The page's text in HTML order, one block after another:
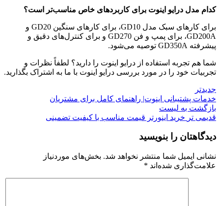
کدام مدل درایو اینوت برای کاربردهای خاص مناسب‌تر است؟
برای کارهای سبک مدل GD10، برای کارهای سنگین GD20 و
GD200A، برای پمپ و فن GD270 و برای کنترل‌های دقیق و
پیشرفته GD350A توصیه می‌شود.
شما هم تجربه استفاده از درایو اینوت را دارید؟ لطفاً نظرات و
تجربیات خود را در مورد بررسی درایو اینوت با ما به اشتراک بگذارید.
جدیدتر
خدمات پشتیبانی اینوت| راهنمای کامل برای مشتریان
بازگشت به لیست
قدیمی تر خرید اینورتر قیمت مناسب با کیفیت تضمینی
دیدگاهتان را بنویسید
نشانی ایمیل شما منتشر نخواهد شد. بخش‌های موردنیاز
علامت‌گذاری شده‌اند *